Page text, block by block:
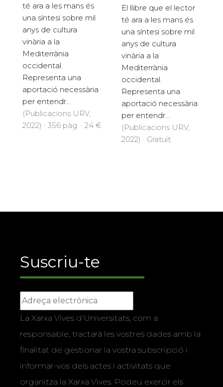
té ara a les mans és
una síntesi sobre mil
anys de cultura
vinària a la
Mediterrània
occidental.
Representa una
aportació necessària
per entendr...
(Publicacions URV,
2022) · 356 pàg. · 24 €
El llibre que el lector
té ara a les mans és
una síntesi sobre mil
anys de cultura
vinària a la
Mediterrània
occidental.
Representa una
aportació necessària
per entendr...
(Publicacions URV,
2022) · Gratuït
Suscriu-te
La Xarxa Vives d’Universitats, com a
responsable, tractarà les vostres dades amb la
finalitat de gestionar la vostra subscripció i
informar-vos dels actes i activitats que
organitza la Xarxa Vives. Podeu exercir els